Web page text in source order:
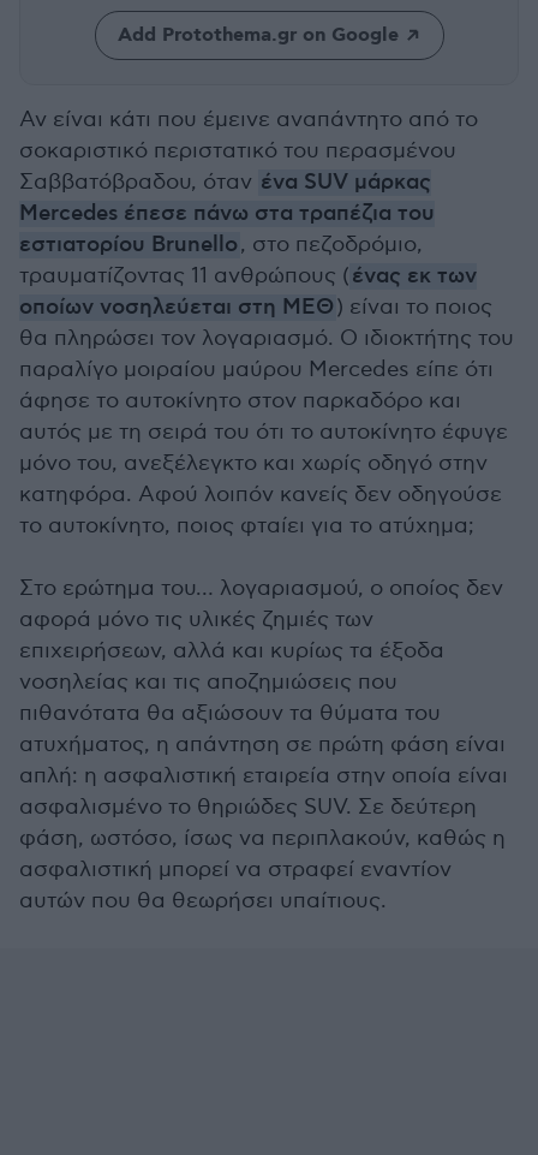
Add Protothema.gr on Google
Αν είναι κάτι που έμεινε αναπάντητο από το
σοκαριστικό περιστατικό του περασμένου
Σαββατόβραδου, όταν ένα SUV μάρκας
Mercedes έπεσε πάνω στα τραπέζια του
εστιατορίου Brunello, στο πεζοδρόμιο,
τραυματίζοντας 11 ανθρώπους (ένας εκ των
οποίων νοσηλεύεται στη ΜΕΘ) είναι το ποιος
θα πληρώσει τον λογαριασμό. Ο ιδιοκτήτης του
παραλίγο μοιραίου μαύρου Mercedes είπε ότι
άφησε το αυτοκίνητο στον παρκαδόρο και
αυτός με τη σειρά του ότι το αυτοκίνητο έφυγε
μόνο του, ανεξέλεγκτο και χωρίς οδηγό στην
κατηφόρα. Αφού λοιπόν κανείς δεν οδηγούσε
το αυτοκίνητο, ποιος φταίει για το ατύχημα;
Στο ερώτημα του… λογαριασμού, ο οποίος δεν
αφορά μόνο τις υλικές ζημιές των
επιχειρήσεων, αλλά και κυρίως τα έξοδα
νοσηλείας και τις αποζημιώσεις που
πιθανότατα θα αξιώσουν τα θύματα του
ατυχήματος, η απάντηση σε πρώτη φάση είναι
απλή: η ασφαλιστική εταιρεία στην οποία είναι
ασφαλισμένο το θηριώδες SUV. Σε δεύτερη
φάση, ωστόσο, ίσως να περιπλακούν, καθώς η
ασφαλιστική μπορεί να στραφεί εναντίον
αυτών που θα θεωρήσει υπαίτιους.